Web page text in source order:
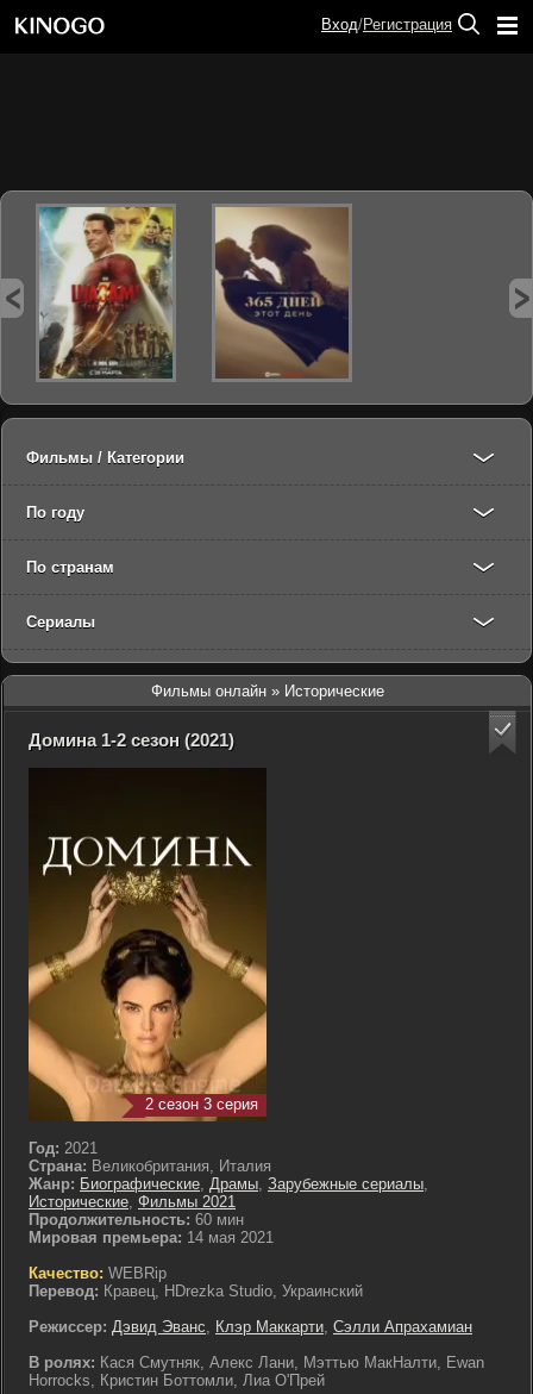
Фильмы / Категории
По году
По странам
Сериалы
Фильмы онлайн » Исторические
Домина 1-2 сезон (2021)
2 сезон 3 серия
Год: 2021
Страна: Великобритания, Италия
Жанр: Биографические, Драмы, Зарубежные сериалы,
Исторические, Фильмы 2021
Продолжительность: 60 мин
Мировая премьера: 14 мая 2021
Качество: WEBRip
Перевод: Кравец, HDrezka Studio, Украинский
Режиссер: Дэвид Эванс, Клэр Маккарти, Сэлли Апрахамиан
В ролях: Кася Смутняк, Алекс Лани, Мэттью МакНалти, Ewan
Horrocks, Кристин Боттомли, Лиа О'Прей
Вход/Регистрация